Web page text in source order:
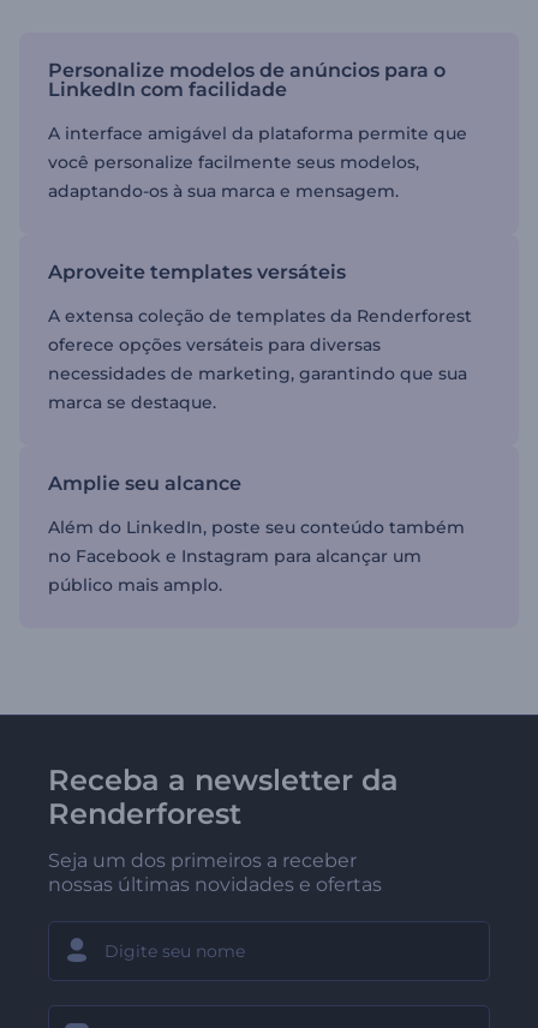
Personalize modelos de anúncios para o
LinkedIn com facilidade
A interface amigável da plataforma permite que
você personalize facilmente seus modelos,
adaptando-os à sua marca e mensagem.
Aproveite templates versáteis
A extensa coleção de templates da Renderforest
oferece opções versáteis para diversas
necessidades de marketing, garantindo que sua
marca se destaque.
Amplie seu alcance
Além do LinkedIn, poste seu conteúdo também
no Facebook e Instagram para alcançar um
público mais amplo.
Receba a newsletter da
Renderforest
Seja um dos primeiros a receber
nossas últimas novidades e ofertas